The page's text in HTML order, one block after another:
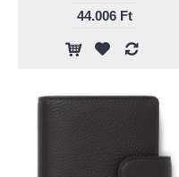
44.006 Ft